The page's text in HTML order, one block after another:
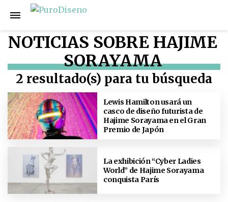
NOTICIAS SOBRE HAJIME
SORAYAMA
2 resultado(s) para tu búsqueda
Lewis Hamilton usará un
casco de diseño futurista de
Hajime Sorayama en el Gran
Premio de Japón
La exhibición “Cyber Ladies
World” de Hajime Sorayama
conquista París